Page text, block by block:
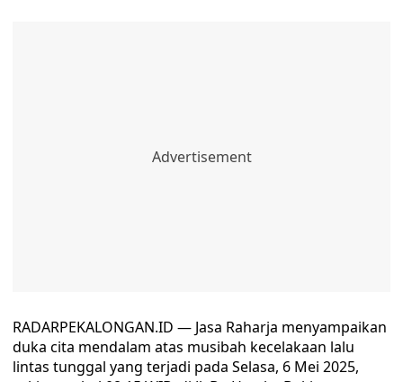
RADARPEKALONGAN.ID — Jasa Raharja menyampaikan
duka cita mendalam atas musibah kecelakaan lalu
lintas tunggal yang terjadi pada Selasa, 6 Mei 2025,